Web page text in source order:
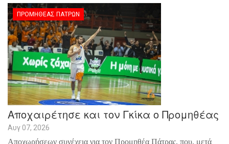
ΠΡΟΜΗΘΈΑΣ ΠΑΤΡΏΝ
Αποχαιρέτησε και τον Γκίκα ο Προμηθέας
Αυγ 07, 2026
Αποχωρήσεων συνέχεια για τον Προμηθέα Πάτρας, που, μετά